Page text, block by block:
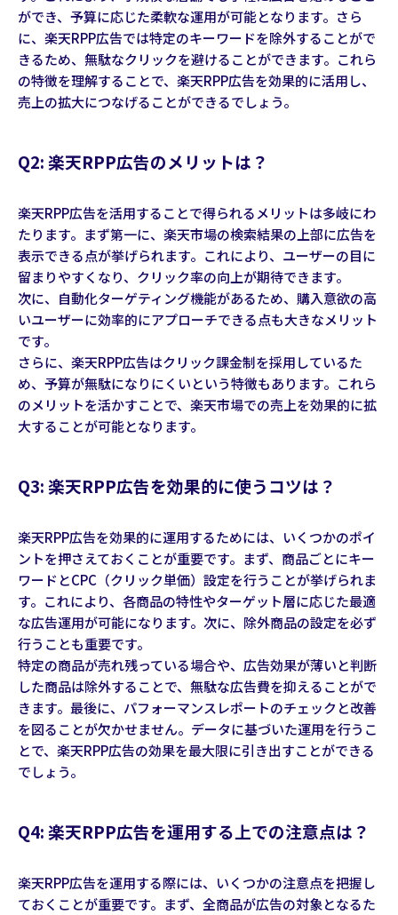
ができ、予算に応じた柔軟な運用が可能となります。さら
に、楽天RPP広告では特定のキーワードを除外することがで
きるため、無駄なクリックを避けることができます。これら
の特徴を理解することで、楽天RPP広告を効果的に活用し、
売上の拡大につなげることができるでしょう。
Q2: 楽天RPP広告のメリットは？
楽天RPP広告を活用することで得られるメリットは多岐にわ
たります。まず第一に、楽天市場の検索結果の上部に広告を
表示できる点が挙げられます。これにより、ユーザーの目に
留まりやすくなり、クリック率の向上が期待できます。
次に、自動化ターゲティング機能があるため、購入意欲の高
いユーザーに効率的にアプローチできる点も大きなメリット
です。
さらに、楽天RPP広告はクリック課金制を採用しているた
め、予算が無駄になりにくいという特徴もあります。これら
のメリットを活かすことで、楽天市場での売上を効果的に拡
大することが可能となります。
Q3: 楽天RPP広告を効果的に使うコツは？
楽天RPP広告を効果的に運用するためには、いくつかのポイ
ントを押さえておくことが重要です。まず、商品ごとにキー
ワードとCPC（クリック単価）設定を行うことが挙げられま
す。これにより、各商品の特性やターゲット層に応じた最適
な広告運用が可能になります。次に、除外商品の設定を必ず
行うことも重要です。
特定の商品が売れ残っている場合や、広告効果が薄いと判断
した商品は除外することで、無駄な広告費を抑えることがで
きます。最後に、パフォーマンスレポートのチェックと改善
を図ることが欠かせません。データに基づいた運用を行うこ
とで、楽天RPP広告の効果を最大限に引き出すことができる
でしょう。
Q4: 楽天RPP広告を運用する上での注意点は？
楽天RPP広告を運用する際には、いくつかの注意点を把握し
ておくことが重要です。まず、全商品が広告の対象となるた